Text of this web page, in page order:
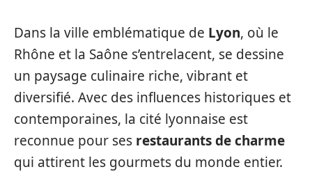
Dans la ville emblématique de Lyon, où le
Rhône et la Saône s’entrelacent, se dessine
un paysage culinaire riche, vibrant et
diversifié. Avec des influences historiques et
contemporaines, la cité lyonnaise est
reconnue pour ses restaurants de charme
qui attirent les gourmets du monde entier.